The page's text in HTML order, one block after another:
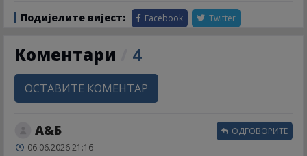
Подијелите вијест: Facebook Twitter
Коментари 4
ОСТАВИТЕ КОМЕНТАР
А&Б
06.06.2026 21:16
ОДГОВОРИТЕ